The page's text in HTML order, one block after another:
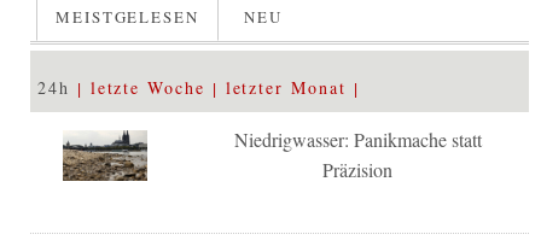
MEISTGELESEN NEU
24h letzte Woche letzter Monat
Niedrigwasser: Panikmache statt
Präzision